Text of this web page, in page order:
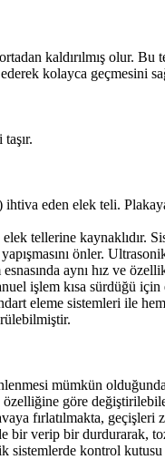
kaldırılmış olur.
kolayca geçmesini
eden elek teli.
tellerine kaynaklıdır.
önler.
aynı hız ve
işlem kısa sürdüğü
eleme sistemleri ile
mümkün
göre
fırlatılmakta, geçişleri
bir verip bir durdurarak,
sistemlerde kontrol